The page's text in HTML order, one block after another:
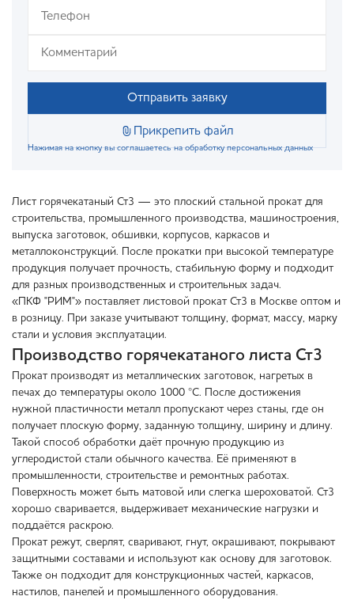
Отправить заявку
Прикрепить файл
Нажимая на кнопку вы соглашаетесь на обработку персональных данных
Лист горячекатаный Ст3 — это плоский стальной прокат для
строительства, промышленного производства, машиностроения,
выпуска заготовок, обшивки, корпусов, каркасов и
металлоконструкций. После прокатки при высокой температуре
продукция получает прочность, стабильную форму и подходит
для разных производственных и строительных задач.
«ПКФ "РИМ"» поставляет листовой прокат Ст3 в Москве оптом и
в розницу. При заказе учитывают толщину, формат, массу, марку
стали и условия эксплуатации.
Производство горячекатаного листа Ст3
Прокат производят из металлических заготовок, нагретых в
печах до температуры около 1000 °C. После достижения
нужной пластичности металл пропускают через станы, где он
получает плоскую форму, заданную толщину, ширину и длину.
Такой способ обработки даёт прочную продукцию из
углеродистой стали обычного качества. Её применяют в
промышленности, строительстве и ремонтных работах.
Поверхность может быть матовой или слегка шероховатой. Ст3
хорошо сваривается, выдерживает механические нагрузки и
поддаётся раскрою.
Прокат режут, сверлят, сваривают, гнут, окрашивают, покрывают
защитными составами и используют как основу для заготовок.
Также он подходит для конструкционных частей, каркасов,
настилов, панелей и промышленного оборудования.